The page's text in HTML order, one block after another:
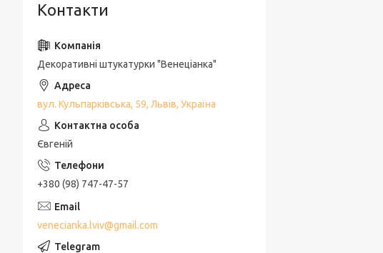
Контакти
Декоративні штукатурки "Венеціанка"
вул. Кульпарківська, 59, Львів, Україна
Євгеній
+380 (98) 747-47-57
venecianka.lviv@gmail.com